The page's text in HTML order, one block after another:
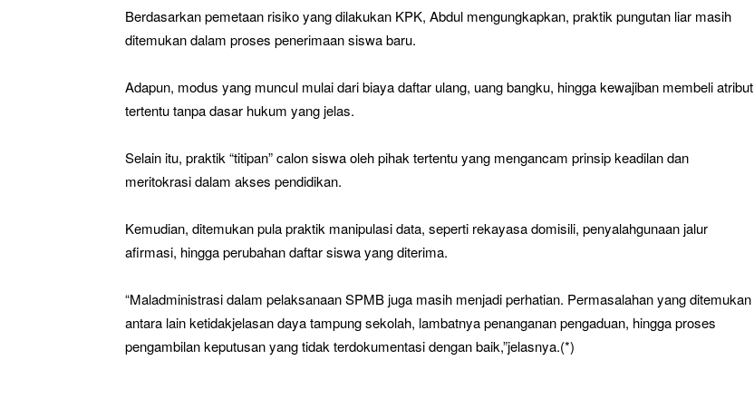
Berdasarkan pemetaan risiko yang dilakukan KPK, Abdul mengungkapkan, praktik pungutan liar masih
ditemukan dalam proses penerimaan siswa baru.
Adapun, modus yang muncul mulai dari biaya daftar ulang, uang bangku, hingga kewajiban membeli atribut
tertentu tanpa dasar hukum yang jelas.
Selain itu, praktik “titipan” calon siswa oleh pihak tertentu yang mengancam prinsip keadilan dan
meritokrasi dalam akses pendidikan.
Kemudian, ditemukan pula praktik manipulasi data, seperti rekayasa domisili, penyalahgunaan jalur
afirmasi, hingga perubahan daftar siswa yang diterima.
“Maladministrasi dalam pelaksanaan SPMB juga masih menjadi perhatian. Permasalahan yang ditemukan
antara lain ketidakjelasan daya tampung sekolah, lambatnya penanganan pengaduan, hingga proses
pengambilan keputusan yang tidak terdokumentasi dengan baik,”jelasnya.(*)